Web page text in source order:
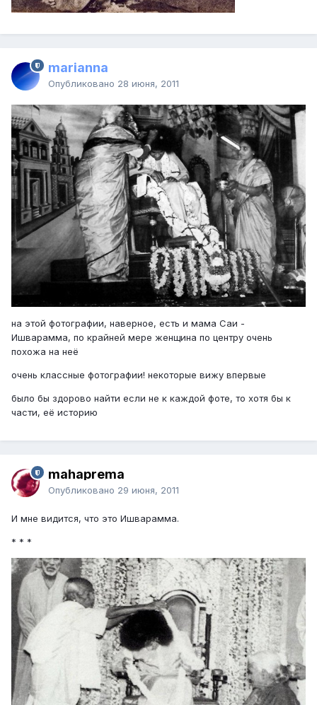
marianna
Опубликовано 28 июня, 2011
на этой фотографии, наверное, есть и мама Саи -
Ишварамма, по крайней мере женщина по центру очень
похожа на неё
очень классные фотографии! некоторые вижу впервые
было бы здорово найти если не к каждой фоте, то хотя бы к
части, её историю
mahaprema
Опубликовано 29 июня, 2011
И мне видится, что это Ишварамма.
* * *